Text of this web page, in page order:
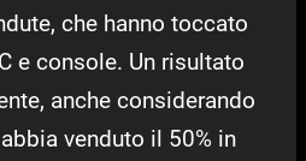
che hanno toccato
e console. Un risultato
anche considerando
venduto il 50% in